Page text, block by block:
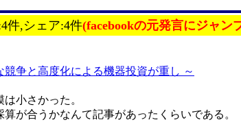
件,シェア:4件(facebookの元発言にジャン
争と高度化による機器投資が重し ～
小さかった。
が合うかなんて記事があったくらいである。